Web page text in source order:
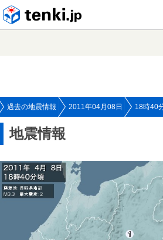
過去の地震情報 2011年04月08日 18時40
地震情報